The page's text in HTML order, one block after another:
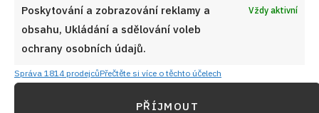
Poskytování a zobrazování reklamy a
obsahu, Ukládání a sdělování voleb
ochrany osobních údajů.
Vždy aktivní
Správa 1814 prodejcůPřečtěte si více o těchto účelech
PŘÍJMOUT